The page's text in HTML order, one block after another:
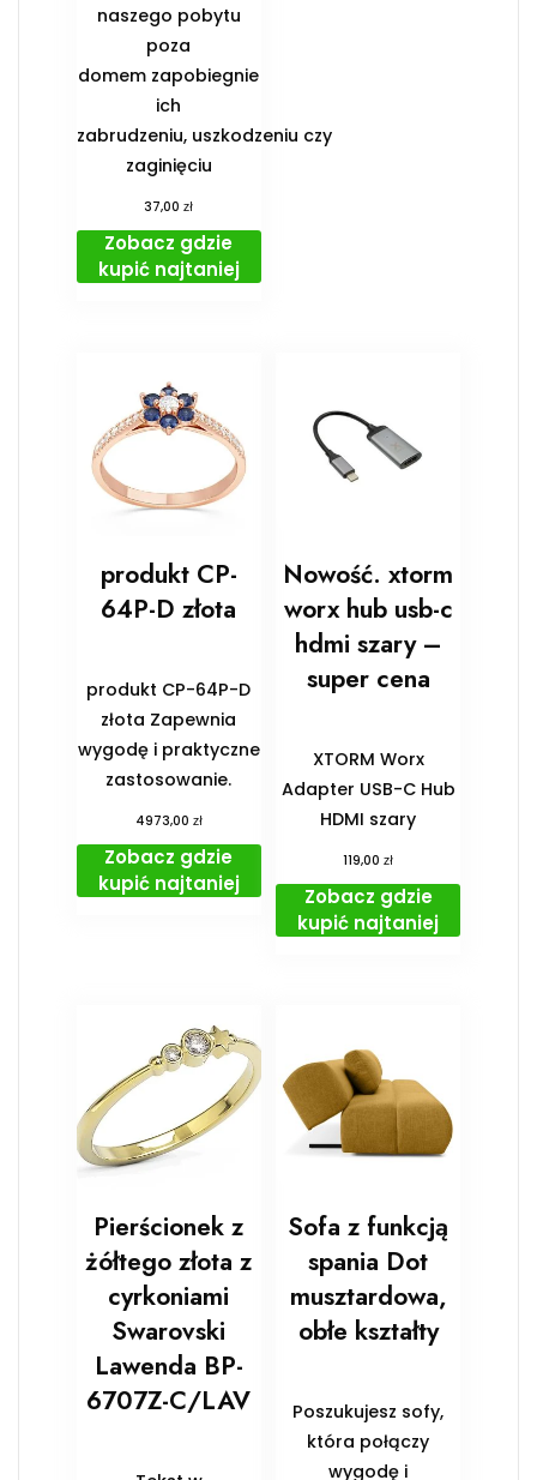
naszego pobytu
poza
domem zapobiegnie
ich
zabrudzeniu, uszkodzeniu czy
zaginięciu
37,00zł
Zobacz gdzie
kupić najtaniej
produkt CP-
64P-D złota
produkt CP-64P-D
złota Zapewnia
wygodę i praktyczne
zastosowanie.
4973,00 zł
Zobacz gdzie
kupić najtaniej
Nowość. xtorm
worx hub usb-c
hdmi szary –
super cena
XTORM Worx
Adapter USB-C Hub
HDMI szary
119,00zł
Zobacz gdzie
kupić najtaniej
Pierścionek z
żółtego złota z
cyrkoniami
Swarovski
Lawenda BP-
6707Z-C/LAV
Sofa z funkcją
spania Dot
musztardowa,
obłe kształty
Poszukujesz sofy,
która połączy
wygodę i